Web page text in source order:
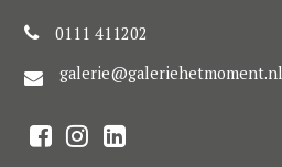
0111 411202
galerie@galeriehetmoment.nl
F
a
L
i